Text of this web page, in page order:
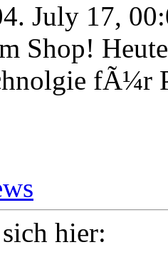
July 17,
Shop!
fÃ¼r
hier: